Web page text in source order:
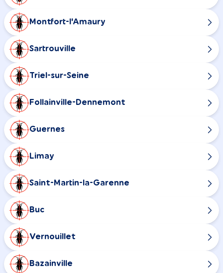
Montfort-l'Amaury
Sartrouville
Triel-sur-Seine
Follainville-Dennemont
Guernes
Limay
Saint-Martin-la-Garenne
Buc
Vernouillet
Bazainville